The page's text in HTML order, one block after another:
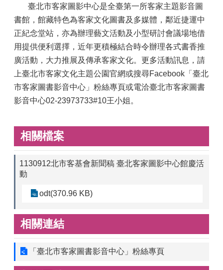
臺北市客家圖影中心是全臺第一所客家主題影音圖
書館，館藏特色為客家文化圖書及多媒體，鄰近捷運中
正紀念堂站，亦為辦理藝文活動及小型研討會議場地借
用提供便利選擇，近年更積極結合時令辦理各式書香推
廣活動，大力推展及傳承客家文化。更多活動訊息，請
上臺北市客家文化主題公園官網或搜尋Facebook「臺北
市客家圖書影音中心」粉絲專頁或電洽臺北市客家圖書
影音中心02-23973733#10王小姐。
相關檔案
1130912北市客基會新聞稿 臺北客家圖影中心館慶活
動
odt(370.96 KB)
相關連結
「臺北市客家圖書影音中心」粉絲專頁